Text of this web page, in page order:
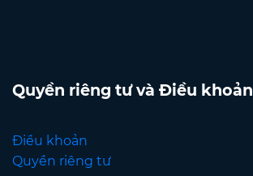
Quyền riêng tư và Điều khoản
Điều khoản
Quyền riêng tư